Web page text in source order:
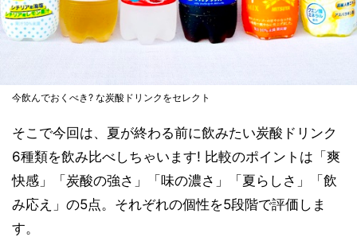
今飲んでおくべき? な炭酸ドリンクをセレクト
そこで今回は、夏が終わる前に飲みたい炭酸ドリンク
6種類を飲み比べしちゃいます! 比較のポイントは「爽
快感」「炭酸の強さ」「味の濃さ」「夏らしさ」「飲
み応え」の5点。それぞれの個性を5段階で評価しま
す。